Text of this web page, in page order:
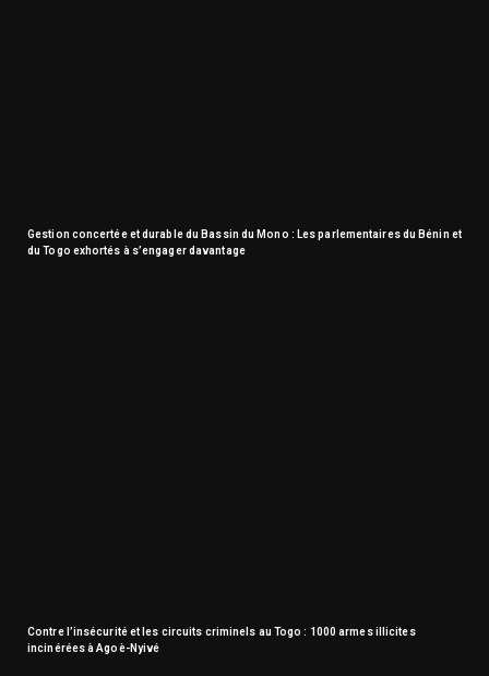
Gestion concertée et durable du Bassin du Mono : Les parlementaires du Bénin et
du Togo exhortés à s’engager davantage
Contre l’insécurité et les circuits criminels au Togo : 1000 armes illicites
incinérées à Agoè-Nyivé